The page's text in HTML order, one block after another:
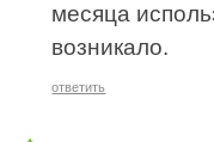
месяца
возникало.
ответить